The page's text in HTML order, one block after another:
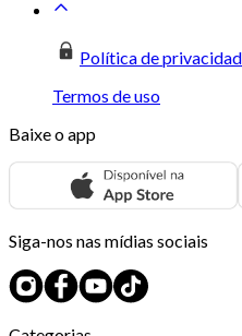
Política de
Termos de uso
Baixe o app
Siga-nos nas mídias sociais